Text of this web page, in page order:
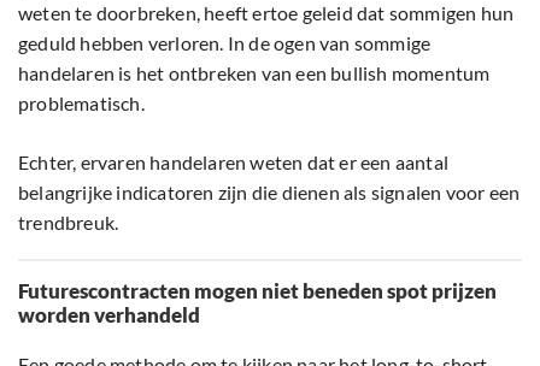
weten te doorbreken, heeft ertoe geleid dat sommigen hun
geduld hebben verloren. In de ogen van sommige
handelaren is het ontbreken van een bullish momentum
problematisch.
Echter, ervaren handelaren weten dat er een aantal
belangrijke indicatoren zijn die dienen als signalen voor een
trendbreuk.
Futurescontracten mogen niet beneden spot prijzen
worden verhandeld